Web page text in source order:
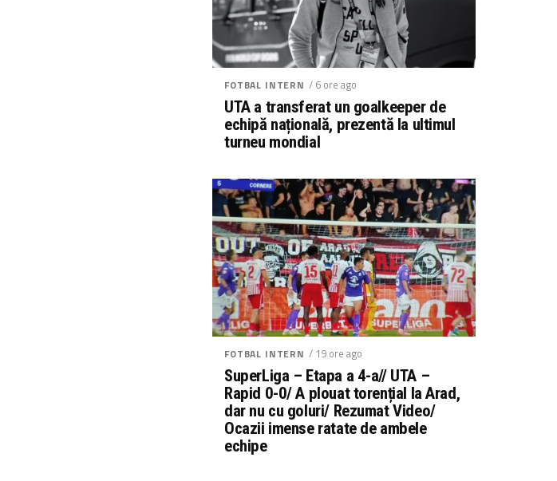
FOTBAL INTERN / 6 ore ago
UTA a transferat un goalkeeper de
echipă națională, prezentă la ultimul
turneu mondial
FOTBAL INTERN / 19 ore ago
SuperLiga – Etapa a 4-a// UTA –
Rapid 0-0/ A plouat torențial la Arad,
dar nu cu goluri/ Rezumat Video/
Ocazii imense ratate de ambele
echipe